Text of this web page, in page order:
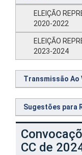
ELEIÇÃO
2020-2022
ELEIÇÃO
2023-2024
Transmissão Ao
Sugestões para
CC de